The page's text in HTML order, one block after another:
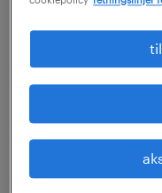
tilfredshet blant
ansatte.
Under
prioritet for oss,
overgangen til
Denne